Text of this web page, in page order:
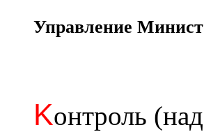
Управление
Kонтроль